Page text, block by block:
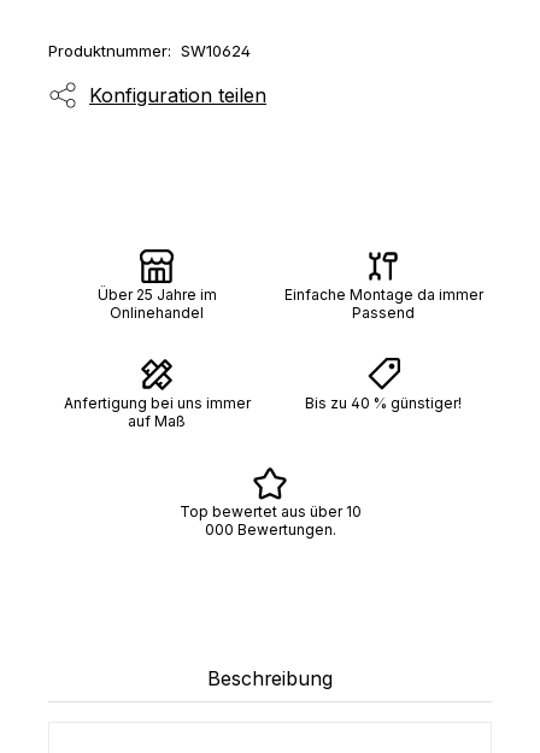
Produktnummer: SW10624
Konfiguration teilen
Über 25 Jahre im
Onlinehandel
Einfache Montage da immer
Passend
Anfertigung bei uns immer
auf Maß
Bis zu 40 % günstiger!
Top bewertet aus über 10
000 Bewertungen.
Beschreibung